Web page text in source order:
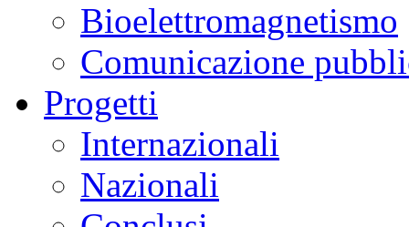
Bioelettromagnetismo
Comunicazione
Progetti
Internazionali
Nazionali